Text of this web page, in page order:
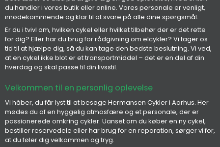
du handler i vores butik eller online. Vores personale er venligt,
imødekommende og klar til at svare på alle dine spørgsmål.
Er du i tvivl om, hvilken cykel eller hvilket tilbehør der er det rette
for dig? Eller har du brug for rådgivning om elcykler? Vi tager os
tid til at hjælpe dig, så du kan tage den bedste beslutning. Vi ved,
at en cykel ikke blot er et transportmiddel – det er en del af din
hverdag og skal passe til din livsstil.
Velkommen til en personlig oplevelse
Vi håber, du får lyst til at besøge Hermansen Cykler i Aarhus. Her
mødes du af en hyggelig atmosfære og et personale, der er
passionerede omkring cykler. Uanset om du køber en ny cykel,
bestiller reservedele eller har brug for en reparation, sørger vi for,
at du føler dig velkommen og tryg.